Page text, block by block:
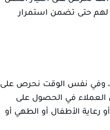
لهم حتى تضمن استمرار
وفي نفس الوقت نحرص على
في الحصول على
الأطفال أو الطهي أو